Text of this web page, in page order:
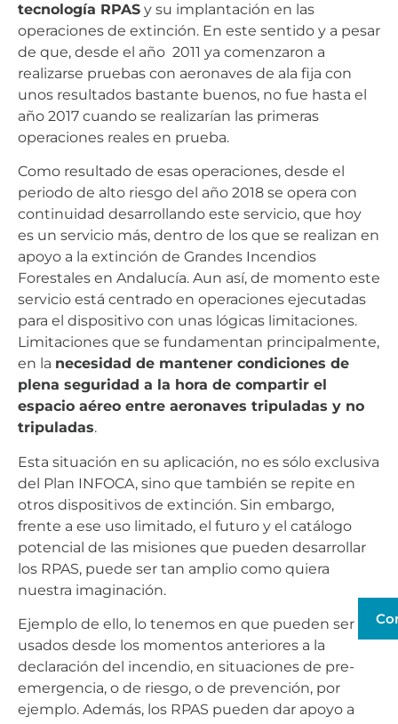
tecnología RPAS y su implantación en las
operaciones de extinción. En este sentido y a pesar
de que, desde el año 2011 ya comenzaron a
realizarse pruebas con aeronaves de ala fija con
unos resultados bastante buenos, no fue hasta el
año 2017 cuando se realizarían las primeras
operaciones reales en prueba.
Como resultado de esas operaciones, desde el
periodo de alto riesgo del año 2018 se opera con
continuidad desarrollando este servicio, que hoy
es un servicio más, dentro de los que se realizan en
apoyo a la extinción de Grandes Incendios
Forestales en Andalucía. Aun así, de momento este
servicio está centrado en operaciones ejecutadas
para el dispositivo con unas lógicas limitaciones.
Limitaciones que se fundamentan principalmente,
en la necesidad de mantener condiciones de
plena seguridad a la hora de compartir el
espacio aéreo entre aeronaves tripuladas y no
tripuladas.
Esta situación en su aplicación, no es sólo exclusiva
del Plan INFOCA, sino que también se repite en
otros dispositivos de extinción. Sin embargo,
frente a ese uso limitado, el futuro y el catálogo
potencial de las misiones que pueden desarrollar
los RPAS, puede ser tan amplio como quiera
nuestra imaginación.
Ejemplo de ello, lo tenemos en que pueden ser
usados desde los momentos anteriores a la
declaración del incendio, en situaciones de pre-
emergencia, o de riesgo, o de prevención, por
ejemplo. Además, los RPAS pueden dar apoyo a